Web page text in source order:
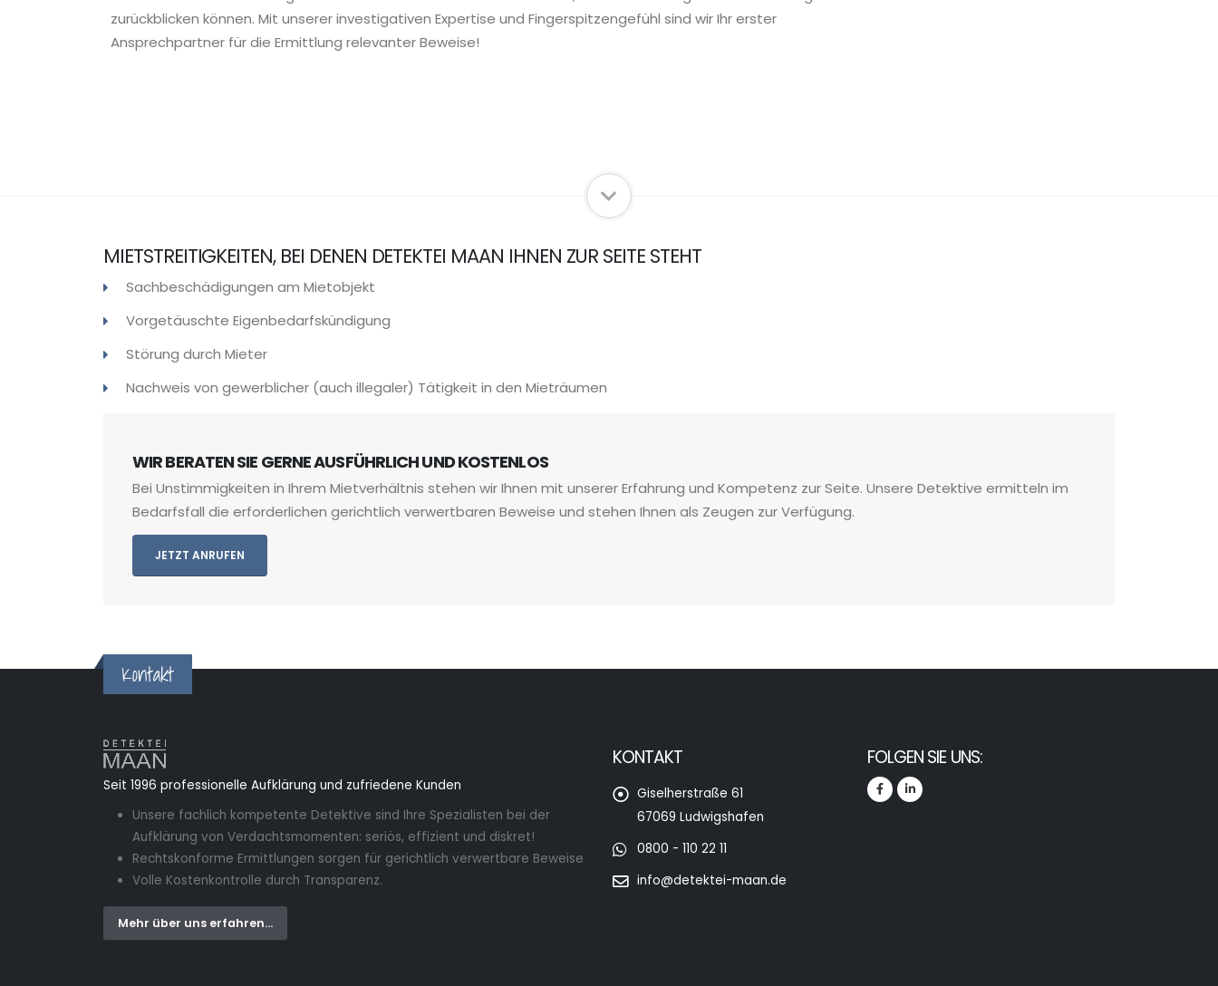
zurückblicken können. Mit unserer investigativen Expertise und Fingerspitzengefühl sind wir Ihr erster
Ansprechpartner für die Ermittlung relevanter Beweise!
MIETSTREITIGKEITEN, BEI DENEN DETEKTEI MAAN IHNEN ZUR SEITE STEHT
Sachbeschädigungen am Mietobjekt
Vorgetäuschte Eigenbedarfskündigung
Störung durch Mieter
Nachweis von gewerblicher (auch illegaler) Tätigkeit in den Mieträumen
WIR BERATEN SIE GERNE AUSFÜHRLICH UND KOSTENLOS
Bei Unstimmigkeiten in Ihrem Mietverhältnis stehen wir Ihnen mit unserer Erfahrung und Kompetenz zur Seite. Unsere Detektive ermitteln im
Bedarfsfall die erforderlichen gerichtlich verwertbaren Beweise und stehen Ihnen als Zeugen zur Verfügung.
JETZT ANRUFEN
Kontakt
Seit 1996 professionelle Aufklärung und zufriedene Kunden
Unsere fachlich kompetente Detektive sind Ihre Spezialisten bei der
Aufklärung von Verdachtsmomenten: seriös, effizient und diskret!
Rechtskonforme Ermittlungen sorgen für gerichtlich verwertbare Beweise
Volle Kostenkontrolle durch Transparenz.
Mehr über uns erfahren...
KONTAKT
Giselherstraße 61
67069 Ludwigshafen
0800 - 110 22 11
info@detektei-maan.de
FOLGEN SIE UNS: